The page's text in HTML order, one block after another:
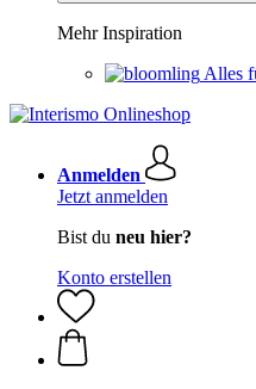
Mehr Inspiration
Alles
Anmelden
Jetzt anmelden
Bist du neu hier?
Konto erstellen